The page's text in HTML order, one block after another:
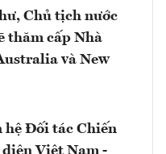
Chủ tịch nước
thăm cấp Nhà
và New
hệ Đối tác Chiến
Việt Nam -